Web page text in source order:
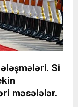
Si
məsələlər.